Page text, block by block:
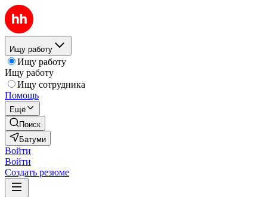
Ищу работу
Ищу работу
Ищу работу
Ищу сотрудника
Помощь
Ещё
Поиск
Батуми
Войти
Войти
Создать резюме